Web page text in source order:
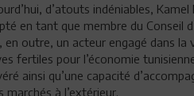
d’atouts indéniables, Kamel
en tant que membre du Conseil
en outre, un acteur engagé dans la
fertiles pour l’économie
ainsi qu’une capacité
à l’extérieur.